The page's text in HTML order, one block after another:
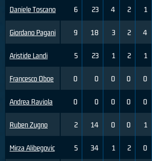
Daniele Toscano
Giordano Pagani
Aristide Landi
Francesco Oboe
Andrea Raviola
Ruben Zugno
Mirza Alibegovic
6 23 4 2 1
9 18 3 2 4
5 23 1 2 1
0 0 0 0 0
0 0 0 0 0
2 14 0 0 1
5 34 1 2 0